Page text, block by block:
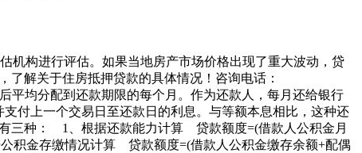
机构进行评估。如果当地房产市场价格出现了重大波动，贷
解关于住房抵押贷款的具体情况！咨询电话：
平均分配到还款期限的每个月。作为还款人，每月还给银行
付上一个交易日至还款日的利息。与等额本息相比，这种还
三种： 1、根据还款能力计算 贷款额度=(借款人公积金月
积金存缴情况计算 贷款额度=(借款人公积金缴存余额+配偶